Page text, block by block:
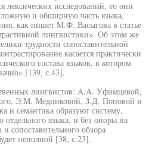
лексических исследований, то они
и обширную часть языка,
как пишет М.Ф. Васыгова в статье
лингвистики». Об этом же
трудности сопоставительной
касается практически
состава языков, в котором
[139, с.43].
лингвистов: A.A. Уфимцевой,
Э.М. Медниковой, З.Д. Поповой и
и семантика образуют систему,
языка, и без опоры на
сопоставительного обзора
неполной [38, с.23].